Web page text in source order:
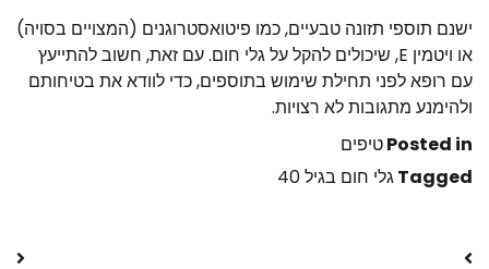
ישנם תוספי תזונה טבעיים, כמו פיטואסטרוגנים (המצויים בסויה)
או ויטמין E, שיכולים להקל על גלי חום. עם זאת, חשוב להתייעץ
עם רופא לפני תחילת שימוש בתוספים, כדי לוודא את בטיחותם
ולהימנע מתגובות לא רצויות.
Posted inטיפים
Taggedגלי חום בגיל 40